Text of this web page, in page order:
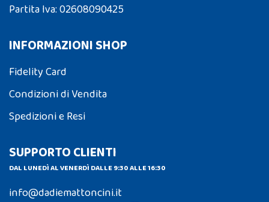
Partita Iva: 02608090425
INFORMAZIONI SHOP
Fidelity Card
Condizioni di Vendita
Spedizioni e Resi
SUPPORTO CLIENTI
DAL LUNEDÌ AL VENERDÌ DALLE 9:30 ALLE 16:30
info@dadiemattoncini.it